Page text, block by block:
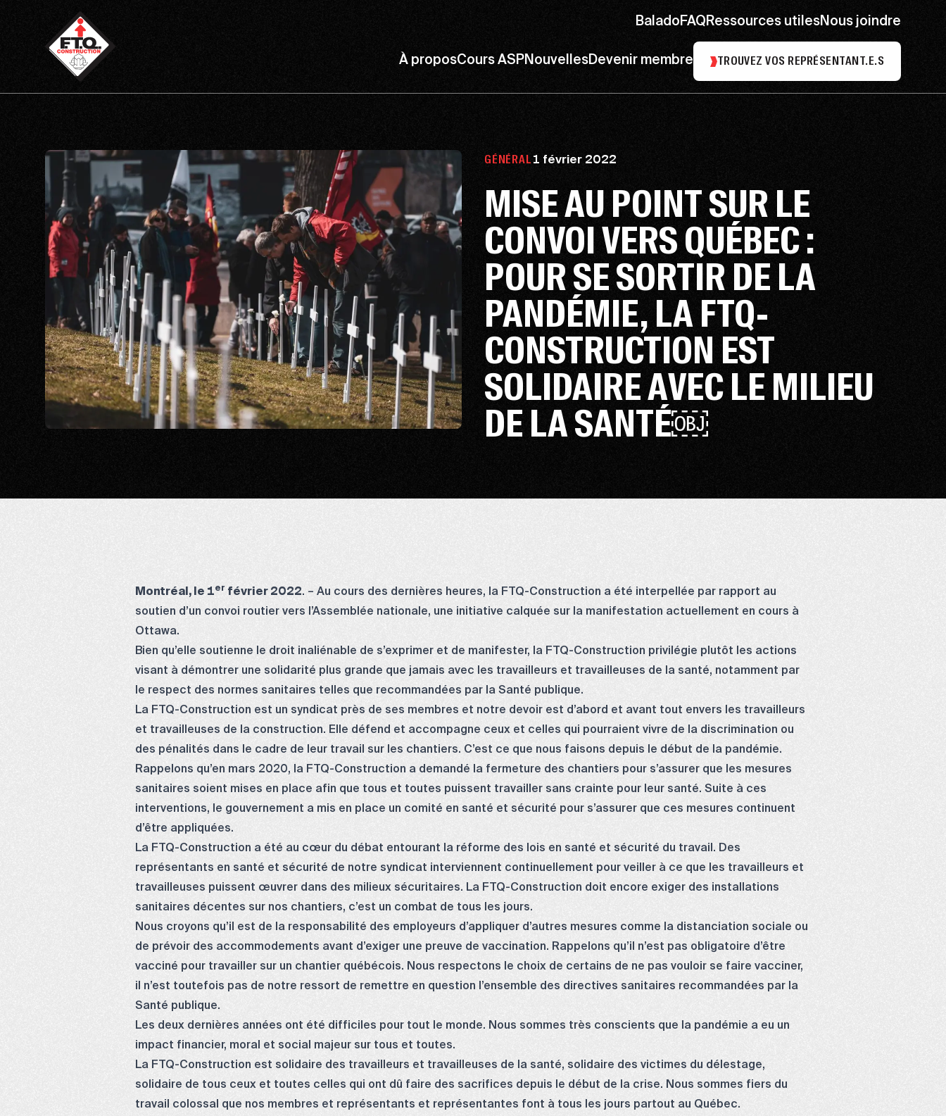
BaladoFAQRessources utilesNous joindre
À proposCours ASPNouvellesDevenir membre TROUVEZ VOS REPRÉSENTANT.E.S
GÉNÉRAL 1 février 2022
MISE AU POINT SUR LE
CONVOI VERS QUÉBEC :
POUR SE SORTIR DE LA
PANDÉMIE, LA FTQ-
CONSTRUCTION EST
SOLIDAIRE AVEC LE MILIEU
DE LA SANTÉ￼
Montréal, le 1er février 2022. – Au cours des dernières heures, la FTQ-Construction a été interpellée par rapport au
soutien d’un convoi routier vers l’Assemblée nationale, une initiative calquée sur la manifestation actuellement en cours à
Ottawa.
Bien qu’elle soutienne le droit inaliénable de s’exprimer et de manifester, la FTQ-Construction privilégie plutôt les actions
visant à démontrer une solidarité plus grande que jamais avec les travailleurs et travailleuses de la santé, notamment par
le respect des normes sanitaires telles que recommandées par la Santé publique.
La FTQ-Construction est un syndicat près de ses membres et notre devoir est d’abord et avant tout envers les travailleurs
et travailleuses de la construction. Elle défend et accompagne ceux et celles qui pourraient vivre de la discrimination ou
des pénalités dans le cadre de leur travail sur les chantiers. C’est ce que nous faisons depuis le début de la pandémie.
Rappelons qu’en mars 2020, la FTQ-Construction a demandé la fermeture des chantiers pour s’assurer que les mesures
sanitaires soient mises en place afin que tous et toutes puissent travailler sans crainte pour leur santé. Suite à ces
interventions, le gouvernement a mis en place un comité en santé et sécurité pour s’assurer que ces mesures continuent
d’être appliquées.
La FTQ-Construction a été au cœur du débat entourant la réforme des lois en santé et sécurité du travail. Des
représentants en santé et sécurité de notre syndicat interviennent continuellement pour veiller à ce que les travailleurs et
travailleuses puissent œuvrer dans des milieux sécuritaires. La FTQ-Construction doit encore exiger des installations
sanitaires décentes sur nos chantiers, c’est un combat de tous les jours.
Nous croyons qu’il est de la responsabilité des employeurs d’appliquer d’autres mesures comme la distanciation sociale ou
de prévoir des accommodements avant d’exiger une preuve de vaccination. Rappelons qu’il n’est pas obligatoire d’être
vacciné pour travailler sur un chantier québécois. Nous respectons le choix de certains de ne pas vouloir se faire vacciner,
il n’est toutefois pas de notre ressort de remettre en question l’ensemble des directives sanitaires recommandées par la
Santé publique.
Les deux dernières années ont été difficiles pour tout le monde. Nous sommes très conscients que la pandémie a eu un
impact financier, moral et social majeur sur tous et toutes.
La FTQ-Construction est solidaire des travailleurs et travailleuses de la santé, solidaire des victimes du délestage,
solidaire de tous ceux et toutes celles qui ont dû faire des sacrifices depuis le début de la crise. Nous sommes fiers du
travail colossal que nos membres et représentants et représentantes font à tous les jours partout au Québec.